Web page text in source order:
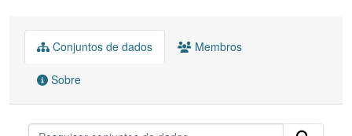
Conjuntos de dados Membros
Sobre